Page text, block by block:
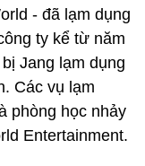
- đã lạm dụng
ty kể từ năm
Jang lạm dụng
Các vụ lạm
phòng học nhảy
Entertainment.